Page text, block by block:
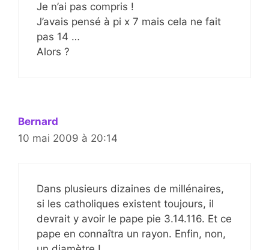
Je n’ai pas compris !
J’avais pensé à pi x 7 mais cela ne fait
pas 14 …
Alors ?
Bernard
10 mai 2009 à 20:14
Dans plusieurs dizaines de millénaires,
si les catholiques existent toujours, il
devrait y avoir le pape pie 3.14.116. Et ce
pape en connaîtra un rayon. Enfin, non,